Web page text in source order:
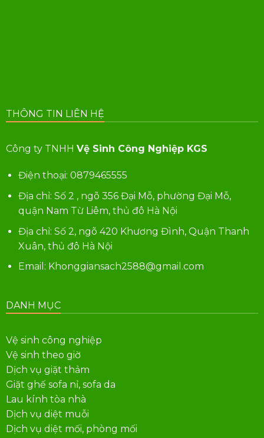
THÔNG TIN LIÊN HỆ
Công ty TNHH Vệ Sinh Công Nghiệp KGS
Điện thoại: 0879465555
Địa chỉ: Số 2 , ngõ 356 Đại Mỗ, phường Đại Mỗ,
quận Nam Từ Liêm, thủ đô Hà Nội
Địa chỉ: Số 2, ngõ 420 Khương Đình, Quận Thanh
Xuân, thủ đô Hà Nội
Email: Khonggiansach2588@gmail.com
DANH MỤC
Vệ sinh công nghiệp
Vệ sinh theo giờ
Dịch vụ giặt thảm
Giặt ghế sofa nỉ, sofa da
Lau kính tòa nhà
Dịch vụ diệt muỗi
Dịch vụ diệt mối, phòng mối